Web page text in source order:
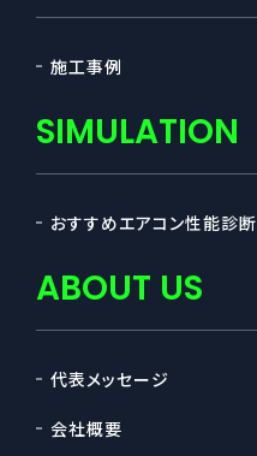
施工事例
SIMULATION
おすすめエアコン性能診断
ABOUT US
代表メッセージ
会社概要